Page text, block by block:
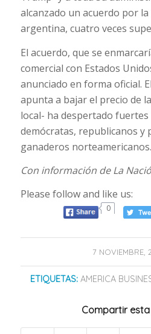
alcanzado un acuerdo por
argentina, cuatro veces
El acuerdo, que se
comercial con Estados
anunciado en forma oficial.
apunta a bajar el precio de
local- ha despertado
demócratas, republicanos y
ganaderos norteamericanos.
Con información de La
Please follow and like us:
0
7 NOVIEMBRE,
/
ETIQUETAS: AMERICA
Compartir